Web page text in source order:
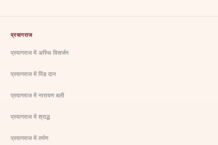
प्रयागराज
प्रयागराज में अस्थि विसर्जन
प्रयागराज में पिंड दान
प्रयागराज में नारायण बली
प्रयागराज में श्राद्ध
प्रयागराज में तर्पण